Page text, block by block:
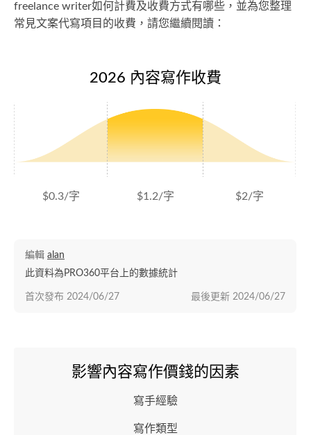
freelance writer如何計費及收費方式有哪些，並為您整理
常見文案代寫項目的收費，請您繼續閱讀：
2026 內容寫作收費
$0.3/字 $1.2/字 $2/字
編輯 alan
此資料為PRO360平台上的數據統計
最後更新 2024/06/27
首次發布 2024/06/27
影響內容寫作價錢的因素
寫手經驗
寫作類型